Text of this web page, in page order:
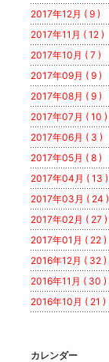
2017年12月 ( 9 )
2017年11月 ( 12 )
2017年10月 ( 7 )
2017年09月 ( 9 )
2017年08月 ( 9 )
2017年07月 ( 10 )
2017年06月 ( 3 )
2017年05月 ( 8 )
2017年04月 ( 13 )
2017年03月 ( 24 )
2017年02月 ( 27 )
2017年01月 ( 22 )
2016年12月 ( 32 )
2016年11月 ( 30 )
2016年10月 ( 21 )
カレンダー